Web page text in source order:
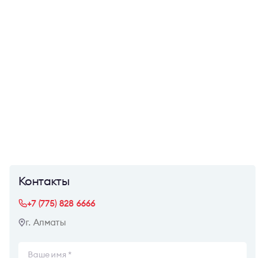
Контакты
+7 (775) 828 6666
г. Алматы